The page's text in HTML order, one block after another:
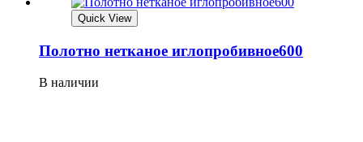
Quick View
Полотно нетканое иглопробивное600
В наличии